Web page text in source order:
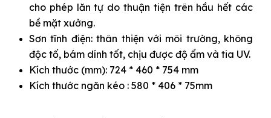
cho phép lăn tự do thuận tiện trên hầu hết các
bề mặt xưởng.
Sơn tĩnh điện: thân thiện với môi trường, không
độc tố, bám dính tốt, chịu được độ ẩm và tia UV.
Kích thước (mm): 724 * 460 * 754 mm
Kích thước ngăn kéo : 580 * 406 * 75mm